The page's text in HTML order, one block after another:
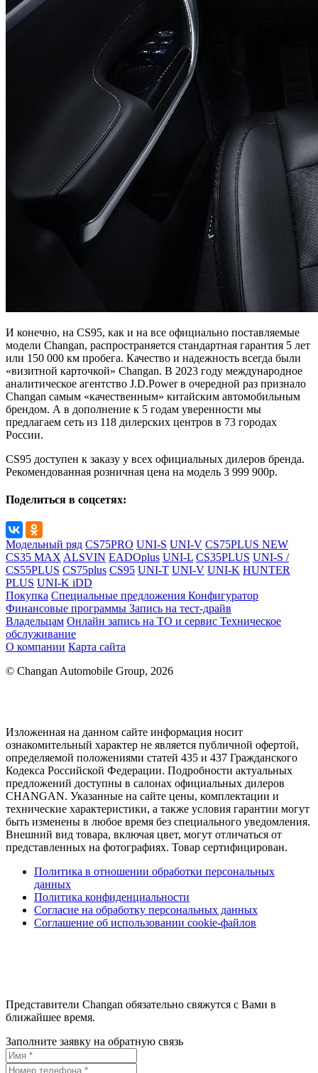
И конечно, на CS95, как и на все официально поставляемые
модели Changan, распространяется стандартная гарантия 5 лет
или 150 000 км пробега. Качество и надежность всегда были
«визитной карточкой» Changan. В 2023 году международное
аналитическое агентство J.D.Power в очередной раз признало
Changan самым «качественным» китайским автомобильным
брендом. А в дополнение к 5 годам уверенности мы
предлагаем сеть из 118 дилерских центров в 73 городах
России.
CS95 доступен к заказу у всех официальных дилеров бренда.
Рекомендованная розничная цена на модель 3 999 900р.
Поделиться в соцсетях:
Модельный ряд CS75PRO UNI-S UNI-V CS75PLUS NEW
CS35 MAX ALSVIN EADOplus UNI-L CS35PLUS UNI-S /
CS55PLUS CS75plus CS95 UNI-T UNI-V UNI-K HUNTER
PLUS UNI-K iDD
Покупка Специальные предложения Конфигуратор
Финансовые программы Запись на тест-драйв
Владельцам Онлайн запись на ТО и сервис Техническое
обслуживание
О компании Карта сайта
© Changan Automobile Group, 2026
Изложенная на данном сайте информация носит
ознакомительный характер не является публичной офертой,
определяемой положениями статей 435 и 437 Гражданского
Кодекса Российской Федерации. Подробности актуальных
предложений доступны в салонах официальных дилеров
CHANGAN. Указанные на сайте цены, комплектации и
технические характеристики, а также условия гарантии могут
быть изменены в любое время без специального уведомления.
Внешний вид товара, включая цвет, могут отличаться от
представленных на фотографиях. Товар сертифицирован.
Политика в отношении обработки персональных
данных
Политика конфиденциальности
Согласие на обработку персональных данных
Соглашение об использовании cookie-файлов
Представители Changan обязательно свяжутся с Вами в
ближайшее время.
Заполните заявку на обратную связь